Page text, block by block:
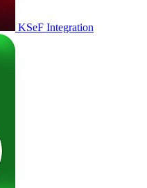
KSeF Integration